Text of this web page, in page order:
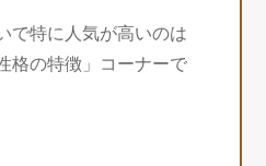
で特に人気が高いのは
格の特徴」コーナーで